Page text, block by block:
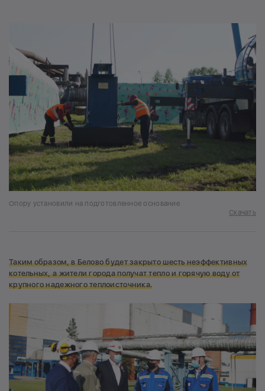
Опору установили на подготовленное основание
Скачать
Таким образом, в Белово будет закрыто шесть неэффективных
котельных, а жители города получат тепло и горячую воду от
крупного надежного теплоисточника.